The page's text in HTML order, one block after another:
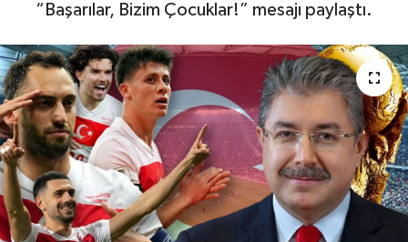
“Başarılar, Bizim Çocuklar!” mesajı paylaştı.
Yaşam
Resmi ilanlar